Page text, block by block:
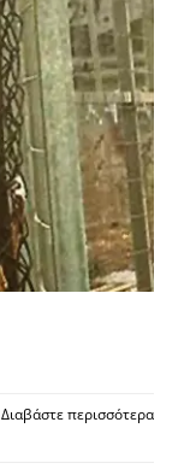
Διαβάστε περισσότερα